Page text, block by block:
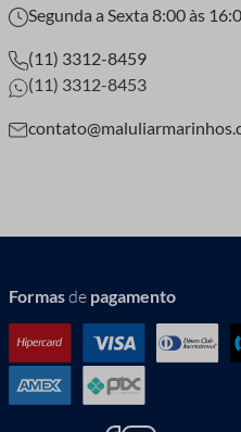
Segunda a Sexta 8:00 às
(11) 3312-8459
(11) 3312-8453
Formasde pagamento